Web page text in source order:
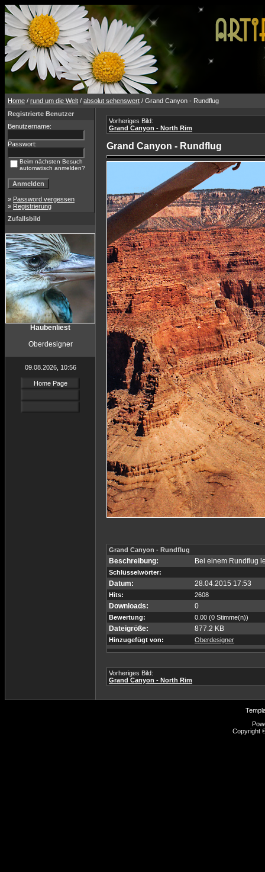
Home / rund um die Welt / absolut sehenswert / Grand Canyon - Rundflug
Registrierte Benutzer
Benutzername:
Passwort:
Beim nächsten Besuch
automatisch anmelden?
» Password vergessen
» Registrierung
Zufallsbild
Haubenliest
Oberdesigner
09.08.2026, 10:56
Home Page
Vorheriges Bild:
Grand Canyon - North Rim
Grand Canyon - Rundflug
Grand Canyon - Rundflug
Beschreibung: Bei einem Rundflug
Schlüsselwörter:
Datum: 28.04.2015 17:53
Hits: 2608
Downloads: 0
Bewertung: 0.00 (0 Stimme(n))
Dateigröße: 877.2 KB
Hinzugefügt von: Oberdesigner
Vorheriges Bild:
Grand Canyon - North Rim
Copyright